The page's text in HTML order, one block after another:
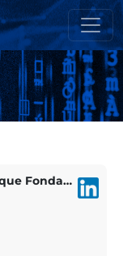
LIFO - Laboratoire d'Informatique Fondamentale d'Orléans